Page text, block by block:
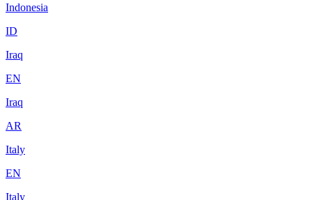
Indonesia
ID
Iraq
EN
Iraq
AR
Italy
EN
Italy